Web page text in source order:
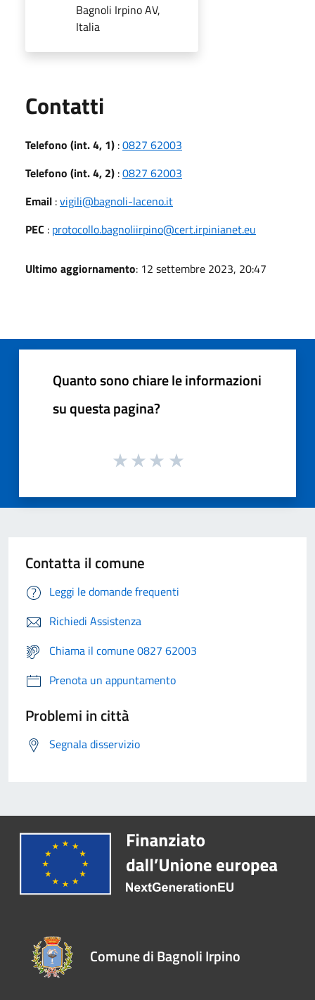
Bagnoli Irpino AV,
Italia
Contatti
Telefono (int. 4, 1) :0827 62003
Telefono (int. 4, 2) :0827 62003
Email :vigili@bagnoli-laceno.it
PEC : protocollo.bagnoliirpino@cert.irpinianet.eu
Ultimo aggiornamento: 12 settembre 2023, 20:47
Quanto sono chiare le informazioni
su questa pagina?
Contatta il comune
Leggi le domande frequenti
Richiedi Assistenza
Chiama il comune 0827 62003
Prenota un appuntamento
Problemi in città
Segnala disservizio
Comune di Bagnoli Irpino